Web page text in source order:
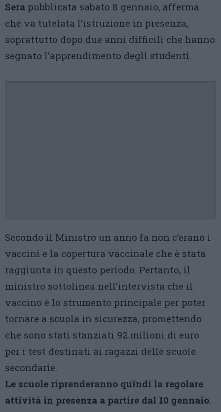
Sera pubblicata sabato 8 gennaio, afferma
che va tutelata l’istruzione in presenza,
soprattutto dopo due anni difficili che hanno
segnato l’apprendimento degli studenti.
Secondo il Ministro un anno fa non c’erano i
vaccini e la copertura vaccinale che è stata
raggiunta in questo periodo. Pertanto, il
ministro sottolinea nell’intervista che il
vaccino è lo strumento principale per poter
tornare a scuola in sicurezza, promettendo
che sono stati stanziati 92 milioni di euro
per i test destinati ai ragazzi delle scuole
secondarie.
Le scuole riprenderanno quindi la regolare
attività in presenza a partire dal 10 gennaio.